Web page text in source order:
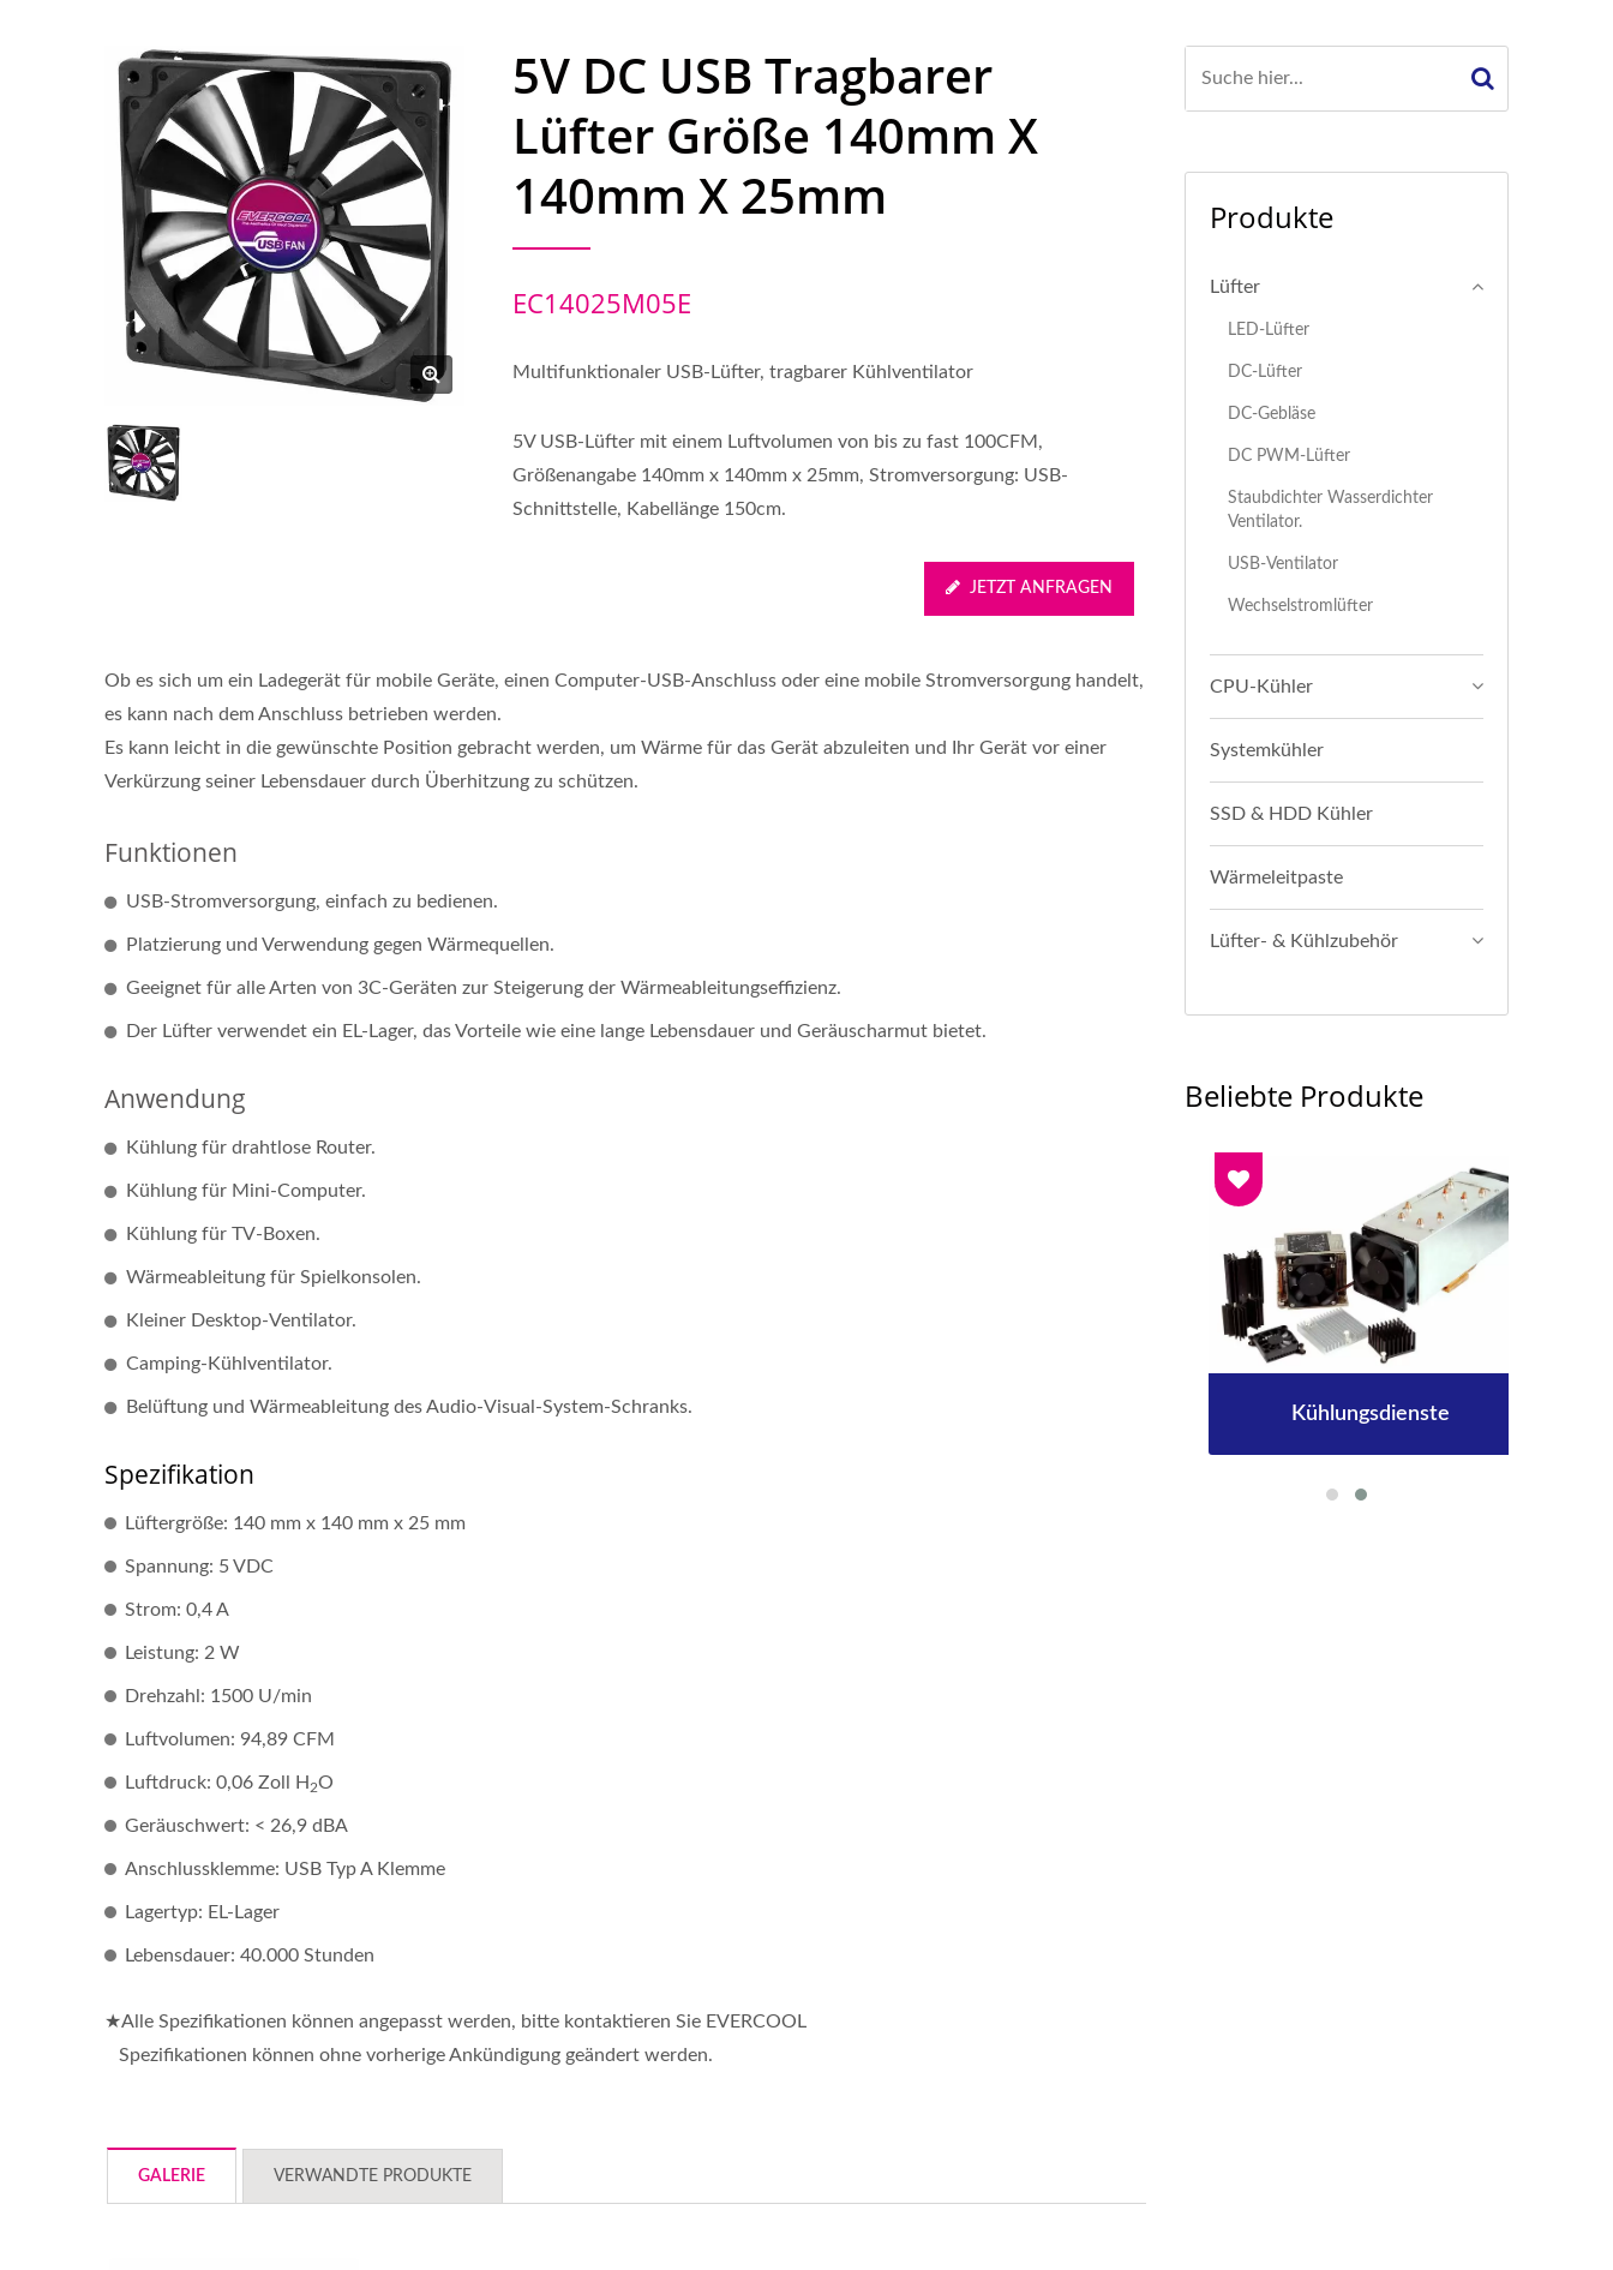
5V DC USB Tragbarer
Lüfter Größe 140mm X
140mm X 25mm
EC14025M05E
Multifunktionaler USB-Lüfter, tragbarer Kühlventilator
5V USB-Lüfter mit einem Luftvolumen von bis zu fast 100CFM,
Größenangabe 140mm x 140mm x 25mm, Stromversorgung: USB-
Schnittstelle, Kabellänge 150cm.
JETZT ANFRAGEN
Ob es sich um ein Ladegerät für mobile Geräte, einen Computer-USB-Anschluss oder eine mobile Stromversorgung handelt,
es kann nach dem Anschluss betrieben werden.
Es kann leicht in die gewünschte Position gebracht werden, um Wärme für das Gerät abzuleiten und Ihr Gerät vor einer
Verkürzung seiner Lebensdauer durch Überhitzung zu schützen.
Funktionen
USB-Stromversorgung, einfach zu bedienen.
Platzierung und Verwendung gegen Wärmequellen.
Geeignet für alle Arten von 3C-Geräten zur Steigerung der Wärmeableitungseffizienz.
Der Lüfter verwendet ein EL-Lager, das Vorteile wie eine lange Lebensdauer und Geräuscharmut bietet.
Anwendung
Kühlung für drahtlose Router.
Kühlung für Mini-Computer.
Kühlung für TV-Boxen.
Wärmeableitung für Spielkonsolen.
Kleiner Desktop-Ventilator.
Camping-Kühlventilator.
Belüftung und Wärmeableitung des Audio-Visual-System-Schranks.
Spezifikation
Lüftergröße: 140 mm x 140 mm x 25 mm
Spannung: 5 VDC
Strom: 0,4 A
Leistung: 2 W
Drehzahl: 1500 U/min
Luftvolumen: 94,89 CFM
Luftdruck: 0,06 Zoll H 2O
Geräuschwert: < 26,9 dBA
Anschlussklemme: USB Typ A Klemme
Lagertyp: EL-Lager
Lebensdauer: 40.000 Stunden
★Alle Spezifikationen können angepasst werden, bitte kontaktieren Sie EVERCOOL
Spezifikationen können ohne vorherige Ankündigung geändert werden.
GALERIE VERWANDTE PRODUKTE
Produkte
Lüfter
LED-Lüfter
DC-Lüfter
DC-Gebläse
DC PWM-Lüfter
Staubdichter Wasserdichter
Ventilator.
USB-Ventilator
Wechselstromlüfter
CPU-Kühler
Systemkühler
SSD & HDD Kühler
Wärmeleitpaste
Lüfter- & Kühlzubehör
Beliebte Produkte
DC-Lüfter Kühlungsdienste Kühlungsdienste